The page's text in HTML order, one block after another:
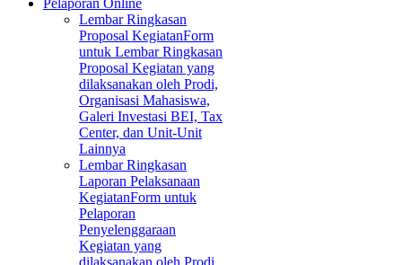
Lembar Ringkasan
Proposal KegiatanForm
untuk Lembar Ringkasan
Proposal Kegiatan yang
dilaksanakan oleh Prodi,
Organisasi Mahasiswa,
Galeri Investasi BEI, Tax
Center, dan Unit-Unit
Lainnya
Lembar Ringkasan
Laporan Pelaksanaan
KegiatanForm untuk
Pelaporan
Penyelenggaraan
Kegiatan yang
dilaksanakan oleh Prodi,